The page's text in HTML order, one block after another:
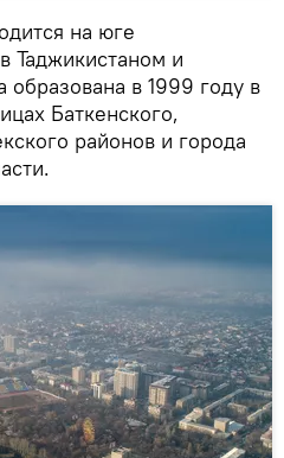
на юге
Таджикистаном и
в 1999 году в
Баткенского,
районов и города